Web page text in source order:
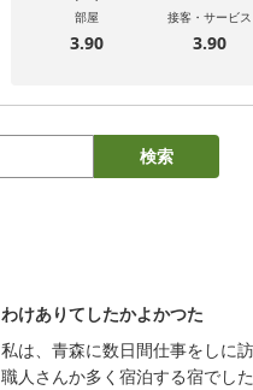
部屋
3.90
接客・サービス
3.90
検索
わけありてしたかよかつた
私は、青森に数日間仕事をしに訪
職人さんか多く宿泊する宿でした